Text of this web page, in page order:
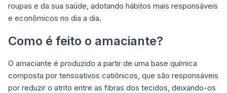
roupas e da sua saúde, adotando hábitos mais responsáveis
e econômicos no dia a dia.
Como é feito o amaciante?
O amaciante é produzido a partir de uma base química
composta por tensoativos catiônicos, que são responsáveis
por reduzir o atrito entre as fibras dos tecidos, deixando-os